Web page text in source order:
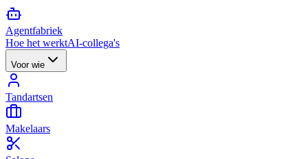
Agentfabriek
Hoe het werktAI-collega's
Voor wie
Tandartsen
Makelaars